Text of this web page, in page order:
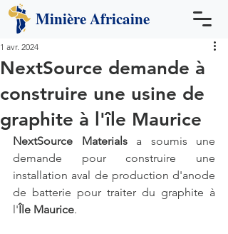
MinièreAfricaine
NextSource demande à
construire une usine de
graphite à l'île Maurice
1 avr. 2024
NextSource Materials a soumis une
demande pour construire une
installation aval de production d'anode
de batterie pour traiter du graphite à
l'Île Maurice.